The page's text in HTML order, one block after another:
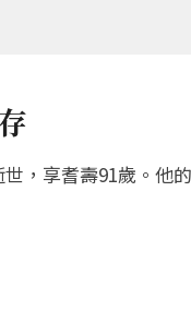
，享耆壽91歲。他